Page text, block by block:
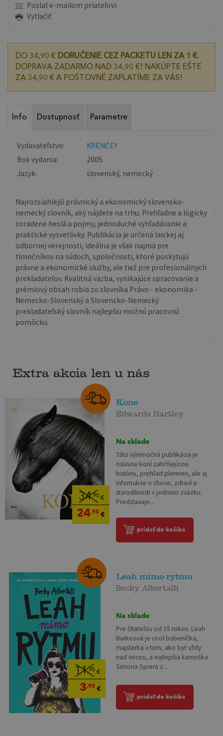
Poslať e-mailom priateľovi
Vytlačiť
DO 34,90 € DORUČENIE CEZ PACKETU LEN ZA 1 €.
DOPRAVA ZADARMO NAD 34,90 €! NAKÚPTE EŠTE
ZA 34,90 € A POŠTOVNÉ ZAPLATÍME ZA VÁS!
Info Dostupnosť Parametre
Vydavateľstvo:
KRENČEY
Rok vydania:
2005
Jazyk:
slovenský, nemecký
Najrozsiahlejší právnický a ekonomický slovensko-
nemecký slovník, aký nájdete na trhu. Prehľadne a logicky
zoradené heslá a pojmy, jednoduché vyhľadávanie a
praktické vysvetlivky. Publikácia je určená laickej aj
odbornej verejnosti, ideálna je však najmä pre
tlmočníkov na súdoch, spoločnosti, ktoré poskytujú
právne a ekonomické služby, ale tiež pre profesionálnych
prekladateľov. Kvalitná väzba, vynikajúce spracovanie a
prémiový obsah robia zo slovníka Právo - ekonomika -
Nemecko-Slovenský a Slovensko-Nemecký
prekladateľský slovník najlepšiu možnú pracovnú
pomôcku.
Extra akcia len u nás
34,90€
24,95€
Kone
Edwards Hartley
Na sklade
Táto výnimočná publikácia je
oslavou koní zahŕňajúcou
históriu, prehľad plemien, ale aj
informácie o chove, zdraví a
starostlivosti v jednom zväzku.
Predstavuje...
pridať do košíka
11,95€
3,95€
Leah mimo rytmu
Becky Albertalli
Na sklade
Pre čitateľov od 15 rokov. Leah
Burkeová je cool bubeníčka,
majsterka v tom, ako byť vždy
nad vecou, a najlepšia kamoška
Simona Spiera z...
pridať do košíka